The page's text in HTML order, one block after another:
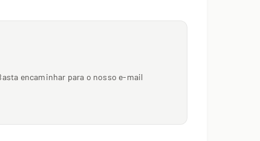
encaminhar para o nosso e-mail